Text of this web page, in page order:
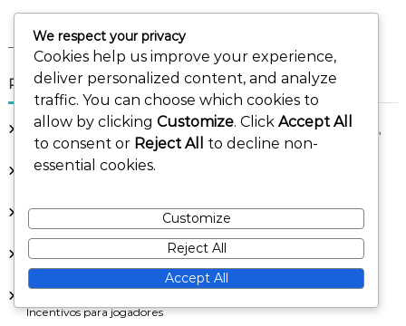
r
c
f
r
a
r
c
h
Publicações recentes
Códigos de Oferta para Pacotes de Descanso: Ofertas resgatáveis,
Itens de Recuperação, Benefícios para Jogadores
Bónus de Patrocinador da Comunidade: Envolvimento dos
Métodos de Aquisição de Tokens: Estratégias de jogo, Compras
dentro do jogo, Oportunidades de ganho
Códigos de Oferta Gratuita: Partilhas da comunidade, Sorteios
online, Eventos promocionais
Incentivos para jogadores
We respect your privacy
Cookies help us improve your experience,
deliver personalized content, and analyze
traffic. You can choose which cookies to
allow by clicking Customize. Click Accept All
to consent or Reject All
to decline non-
essential cookies.
Customize
Reject All
Accept All